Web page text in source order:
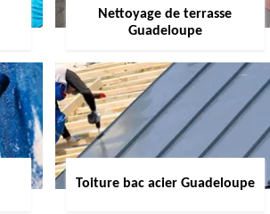
Nettoyage de terrasse
Guadeloupe
Toiture bac acier Guadeloupe